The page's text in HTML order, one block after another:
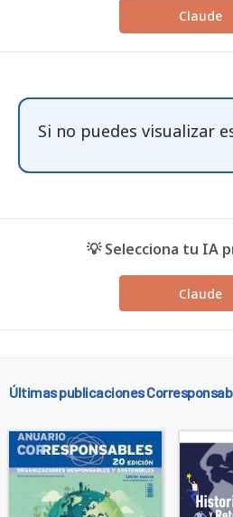
Claude
Si no puedes visualizar
💡 Selecciona tu IA
Claude
Últimas publicaciones